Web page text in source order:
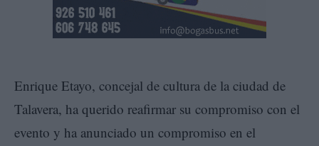
Enrique Etayo, concejal de cultura de la ciudad de
Talavera, ha querido reafirmar su compromiso con el
evento y ha anunciado un compromiso en el